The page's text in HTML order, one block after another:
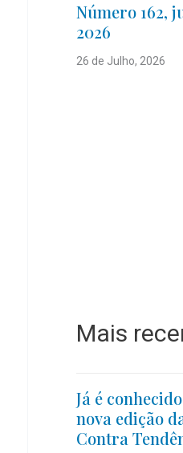
Número 162,
2026
26 de Julho, 2026
Mais
Já é
nova edição
Contra